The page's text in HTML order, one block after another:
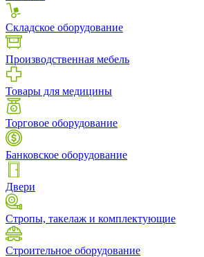
Складское оборудование
Производственная мебель
Товары для медицины
Торговое оборудование
Банковское оборудование
Двери
Стропы, такелаж и комплектующие
Строительное оборудование